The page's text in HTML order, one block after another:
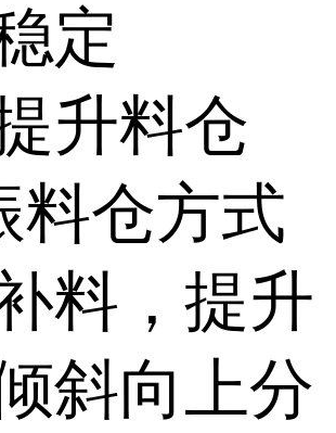
定
升料仓
料仓方式
料，提升
斜向上分